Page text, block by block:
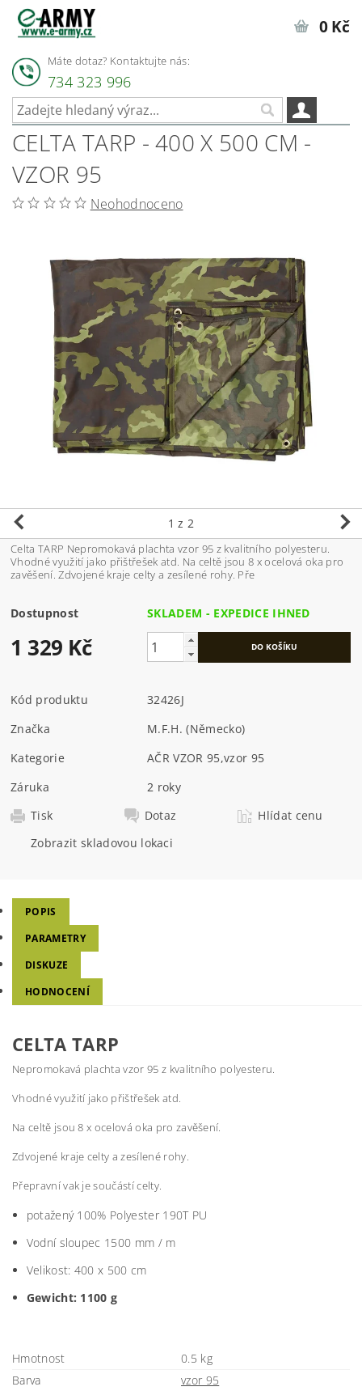
Máte dotaz? Kontaktujte nás:
734 323 996
0 Kč
CELTA TARP - 400 X 500 CM -
VZOR 95
Neohodnoceno
1 z 2
Celta TARP Nepromokavá plachta vzor 95 z kvalitního polyesteru.
Vhodné využití jako přištřešek atd. Na celtě jsou 8 x ocelová oka pro
zavěšení. Zdvojené kraje celty a zesílené rohy. Pře
Dostupnost SKLADEM - EXPEDICE IHNED
1 329 Kč
Kód produktu
32426J
Značka
M.F.H. (Německo)
Kategorie
AČR VZOR 95,vzor 95
Záruka
2 roky
Tisk
Dotaz
Hlídat cenu
Zobrazit skladovou lokaci
POPIS
PARAMETRY
DISKUZE
HODNOCENÍ
CELTA TARP
Nepromokavá plachta vzor 95 z kvalitního polyesteru.
Vhodné využití jako přištřešek atd.
Na celtě jsou 8 x ocelová oka pro zavěšení.
Zdvojené kraje celty a zesílené rohy.
Přepravní vak je součástí celty.
potažený 100% Polyester 190T PU
Vodní sloupec 1500 mm / m
Velikost: 400 x 500 cm
Gewicht: 1100 g
Hmotnost
0.5 kg
Barva
vzor 95